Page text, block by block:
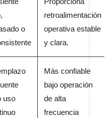
o
retroalimentación
operativa estable
y clara.
uso
Más confiable
bajo operación
de alta
frecuencia